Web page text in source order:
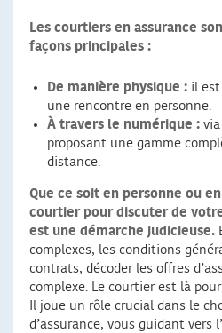
Les courtiers en assurance
façons principales :
De manière physique : il est
une rencontre en personne.
À travers le numérique :
proposant une gamme
distance.
Que ce soit en personne ou
courtier pour discuter de
est une démarche judicieuse.
complexes, les conditions
contrats, décoder les offres
complexe. Le courtier est là
Il joue un rôle crucial dans le
d’assurance, vous guidant vers